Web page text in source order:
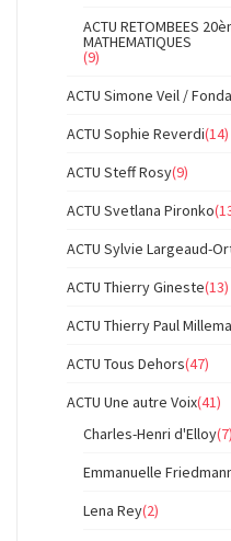
ACTU RETOMBEES
MATHEMATIQUES
(9)
ACTU Simone Veil /
ACTU Sophie Reverdi(14)
ACTU Steff Rosy(9)
ACTU Svetlana Pironko
ACTU Sylvie Largeaud-
ACTU Thierry Gineste(13)
ACTU Thierry Paul
ACTU Tous Dehors(47)
ACTU Une autre Voix(41)
Charles-Henri d'Elloy(7)
Emmanuelle
Lena Rey(2)